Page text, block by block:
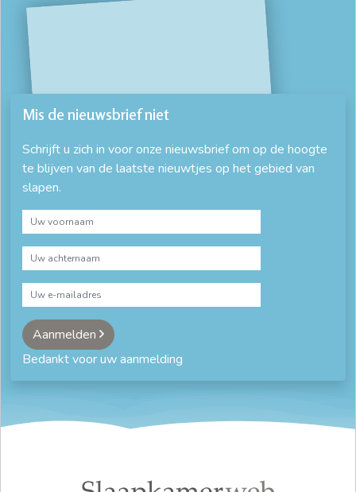
Mis de nieuwsbrief niet
Schrijft u zich in voor onze nieuwsbrief om op de hoogte
te blijven van de laatste nieuwtjes op het gebied van
slapen.
Aanmelden
Bedankt voor uw aanmelding